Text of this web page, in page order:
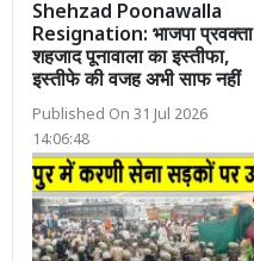
Shehzad Poonawalla
Resignation: भाजपा प्रवक्ता
शहजाद पूनावाला का इस्तीफा,
इस्तीफे की वजह अभी साफ नहीं
Published On 31 Jul 2026
14:06:48